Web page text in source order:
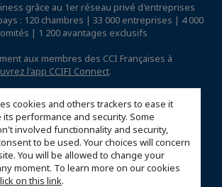
cookies and others trackers to ease it
performance and security. Some
involved functionnality and security,
to be used. Your choices will concern
You will be allowed to change your
moment. To learn more on our cookies
on this link.
grâce au 1er réseau privé d'entreprises
: 120 chambres | 33 000 entreprises | 4 000
| 1 200 avantages exclusifs
aux membres des CCI Françaises à
l'app CCIFI Connect.